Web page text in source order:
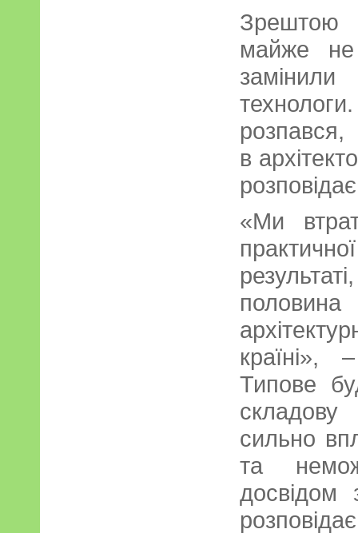
Зрештою
майже
розпався,
в
«Ми
половина
країні»,
Типове
сильно
та
досвідом